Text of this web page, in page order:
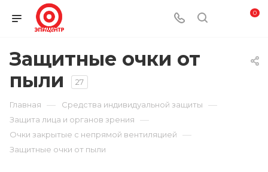
0
Защитные очки от
пыли
27
Главная — Средства индивидуальной защиты —
Защита лица и органов зрения —
Очки закрытые с непрямой вентиляцией —
Защитные очки от пыли